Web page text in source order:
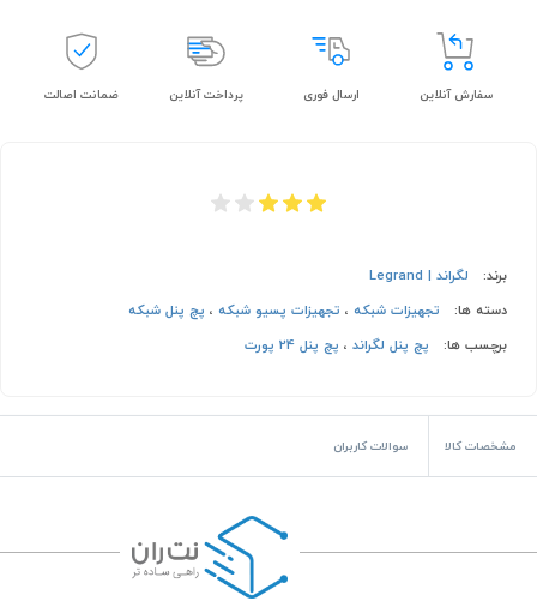
سفارش آنلاین ارسال فوری پرداخت آنلاین ضمانت اصالت
برند:
لگراند | Legrand
دسته ها:
تجهیزات شبکه ، تجهیزات پسیو شبکه ، پچ پنل شبکه
برچسب ها:
پچ پنل لگراند ، پچ پنل 24 پورت
مشخصات کالا سوالات کاربران